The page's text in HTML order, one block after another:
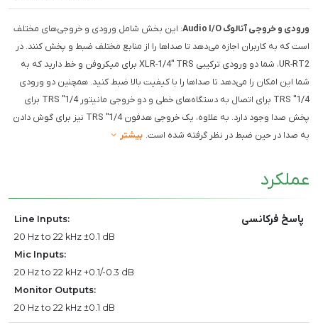
ورودی و خروجی آنالوگ Audio I/O
: این بخش شامل ورودی و خروجی‌های مختلف
است که به کاربران اجازه می‌دهد تا صداها را از منابع مختلف ضبط و پخش کنند. در
UR-RT2، شما دو ورودی ترکیبی XLR-1/4" TRS برای میکروفن و خط دارید که به
شما این امکان را می‌دهد تا صداها را با کیفیت بالا ضبط کنید. همچنین دو ورودی
1/4" TRS برای اتصال به دستگاه‌های خطی و دو خروجی مانیتور 1/4" TRS برای
پخش صدا وجود دارد. به علاوه، یک خروجی هدفون 1/4" TRS نیز برای گوش دادن
به صدا در حین ضبط در نظر گرفته شده است. بیشتر
عملکرد
پاسخ فرکانسی
Line Inputs:
20 Hz to 22 kHz ±0.1 dB
Mic Inputs:
20 Hz to 22 kHz +0.1/-0.3 dB
Monitor Outputs:
20 Hz to 22 kHz ±0.1 dB